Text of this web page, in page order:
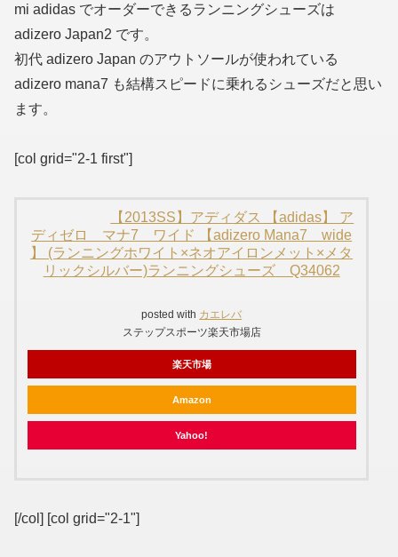
mi adidas でオーダーできるランニングシューズは
adizero Japan2 です。
初代 adizero Japan のアウトソールが使われている
adizero mana7 も結構スピードに乗れるシューズだと思い
ます。
[col grid="2-1 first"]
【2013SS】アディダス 【adidas】 ア
ディゼロ マナ7 ワイド 【adizero Mana7 wide
】 (ランニングホワイト×ネオアイロンメット×メタ
リックシルバー)ランニングシューズ Q34062
posted with カエレバ
ステップスポーツ楽天市場店
楽天市場
Amazon
Yahoo!
[/col] [col grid="2-1"]